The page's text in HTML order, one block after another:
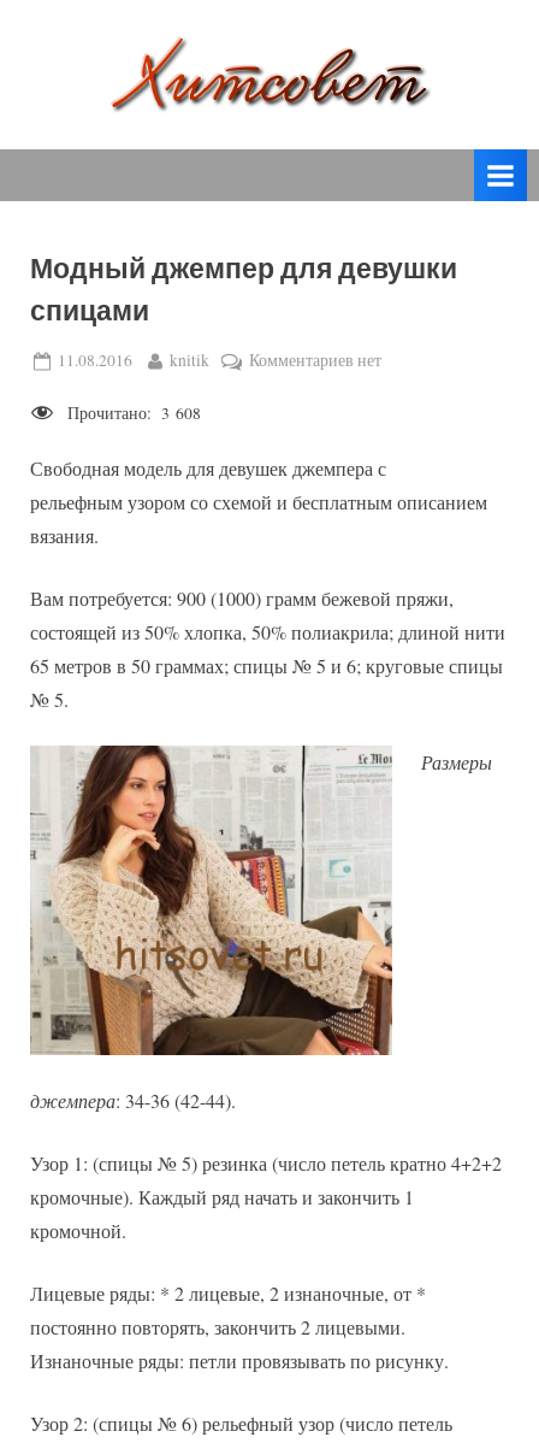
т
о
е
спицами,
крючком,
вязаные
модели
описанием
Модный джемпер для девушки
спицами
Posted
11.08.2016 By
knitik Комментариевк
для
девушки
нет
Прочитано: 3 608
Свободная модель для девушек джемпера с
рельефным узором со схемой и бесплатным описанием
вязания.
Вам потребуется: 900 (1000) грамм бежевой пряжи,
состоящей из 50% хлопка, 50% полиакрила; длиной нити
65 метров в 50 граммах; спицы № 5 и 6; круговые спицы
№ 5.
Размеры
джемпера: 34-36 (42-44).
Узор 1: (спицы № 5) резинка (число петель кратно 4+2+2
кромочные). Каждый ряд начать и закончить 1
кромочной.
Лицевые ряды: * 2 лицевые, 2 изнаночные, от *
постоянно повторять, закончить 2 лицевыми.
Изнаночные ряды: петли провязывать по рисунку.
Узор 2: (спицы № 6) рельефный узор (число петель